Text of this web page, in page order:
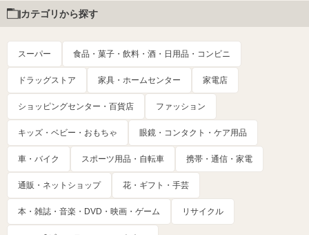
カテゴリから探す
スーパー 食品・菓子・飲料・酒・日用品・コンビニ
ドラッグストア 家具・ホームセンター 家電店
ショッピングセンター・百貨店 ファッション
キッズ・ベビー・おもちゃ 眼鏡・コンタクト・ケア用品
車・バイク スポーツ用品・自転車 携帯・通信・家電
通販・ネットショップ 花・ギフト・手芸
本・雑誌・音楽・DVD・映画・ゲーム リサイクル